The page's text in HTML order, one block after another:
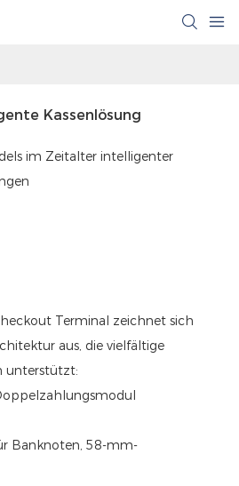
Kassenlösung
im Zeitalter intelligenter
Terminal zeichnet sich
aus, die vielfältige
unterstützt:
Banknoten, 58-mm-